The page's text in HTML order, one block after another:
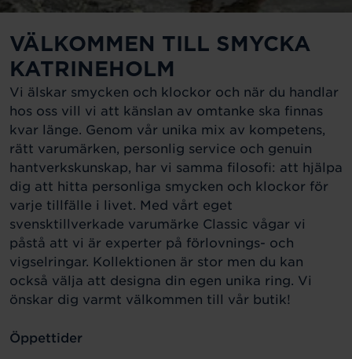
VÄLKOMMEN TILL SMYCKA
KATRINEHOLM
Vi älskar smycken och klockor och när du handlar
hos oss vill vi att känslan av omtanke ska finnas
kvar länge. Genom vår unika mix av kompetens,
rätt varumärken, personlig service och genuin
hantverkskunskap, har vi samma filosofi: att hjälpa
dig att hitta personliga smycken och klockor för
varje tillfälle i livet. Med vårt eget
svensktillverkade varumärke Classic vågar vi
påstå att vi är experter på förlovnings- och
vigselringar. Kollektionen är stor men du kan
också välja att designa din egen unika ring. Vi
önskar dig varmt välkommen till vår butik!
Öppettider